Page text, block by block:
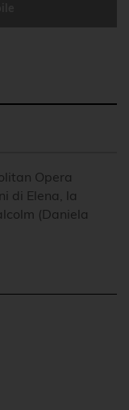
Opera
di Elena, la
(Daniela